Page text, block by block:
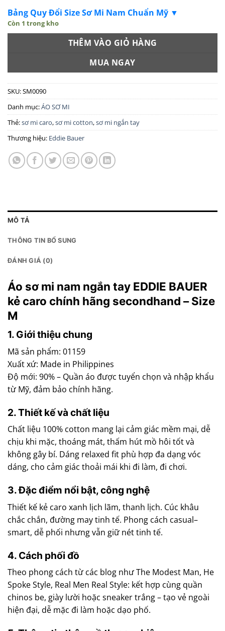
Bảng Quy Đổi Size Sơ Mi Nam Chuẩn Mỹ ▼
Còn 1 trong kho
THÊM VÀO GIỎ HÀNG
MUA NGAY
SKU:SM0090
Danh mục:ÁO SƠ MI
Thẻ:sơ mi caro,sơ mi cotton,sơ mi ngắn tay
Thương hiệu: Eddie Bauer
MÔ TẢ
THÔNG TIN BỔ SUNG
ĐÁNH GIÁ (0)
Áo sơ mi nam ngắn tay EDDIE BAUER
kẻ caro chính hãng secondhand – Size
M
1. Giới thiệu chung
Mã sản phẩm: 01159
Xuất xứ: Made in Philippines
Độ mới: 90% – Quần áo được tuyển chọn và nhập khẩu
từ Mỹ, đảm bảo chính hãng.
2. Thiết kế và chất liệu
Chất liệu 100% cotton mang lại cảm giác mềm mại, dễ
chịu khi mặc, thoáng mát, thấm hút mồ hôi tốt và
không gây bí. Dáng relaxed fit phù hợp đa dạng vóc
dáng, cho cảm giác thoải mái khi đi làm, đi chơi.
3. Đặc điểm nổi bật, công nghệ
Thiết kế kẻ caro xanh lịch lãm, thanh lịch. Cúc khâu
chắc chắn, đường may tinh tế. Phong cách casual–
smart, dễ phối nhưng vẫn giữ nét tinh tế.
4. Cách phối đồ
Theo phong cách từ các blog như The Modest Man, He
Spoke Style, Real Men Real Style: kết hợp cùng quần
chinos be, giày lười hoặc sneaker trắng – tạo vẻ ngoài
hiện đại, dễ mặc đi làm hoặc dạo phố.